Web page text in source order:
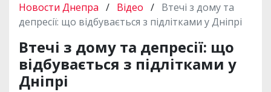
Новости Днепра / Відео / Втечі з дому та
депресії: що відбувається з підлітками у Дніпрі
Втечі з дому та депресії: що
відбувається з підлітками у
Дніпрі